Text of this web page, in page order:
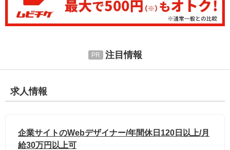
注目情報
求人情報
企業サイトのWebデザイナー/年間休日120日以上/月
給30万円以上可